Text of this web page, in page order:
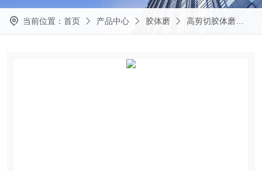
当前位置： 首页 产品中心 胶体磨 高剪切胶体磨